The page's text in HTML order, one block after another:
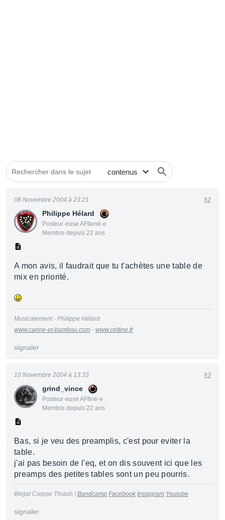
Philippe Hélard
Posteur·euse AFfamé·e
Membre depuis 22 ans
08 Novembre 2004 à 23:21 #2
A mon avis, il faudrait que tu t'achètes une table de
mix en priorité.
Musicalement - Philippe Hélard
www.canne-et-bambou.com - www.celtine.fr
signaler
grind_vince
Posteur·euse AFfiné·e
Membre depuis 22 ans
10 Novembre 2004 à 13:33 #3
Bas, si je veu des preamplis, c'est pour eviter la
table.
j'ai pas besoin de l'eq, et on dis souvent ici que les
preamps des petites tables sont un peu pourris.
Illegal Corpse Thrash ! Bandcamp Facebook Instagram Youtube
signaler